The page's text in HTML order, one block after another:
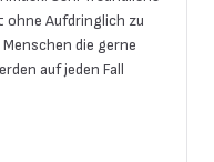
ohne Aufdringlich zu
die gerne
auf jeden Fall